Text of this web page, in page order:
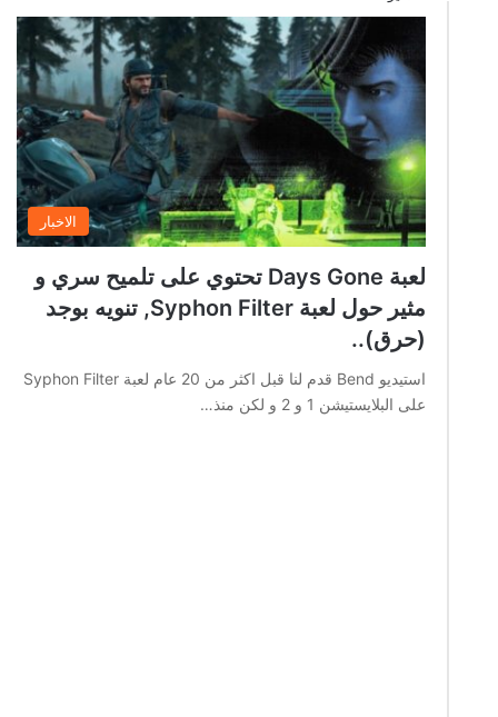
الاخبار
لعبة Days Gone تحتوي على تلميح سري و
مثير حول لعبة Syphon Filter, تنويه بوجد
(حرق)..
استيديو Bend قدم لنا قبل اكثر من 20 عام لعبة Syphon Filter
على البلايستيشن 1 و 2 و لكن منذ…